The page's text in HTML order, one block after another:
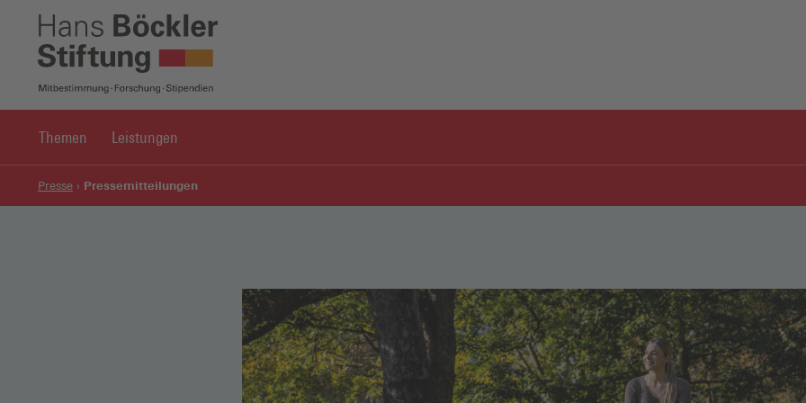
Themen Leistungen
Presse Pressemitteilungen